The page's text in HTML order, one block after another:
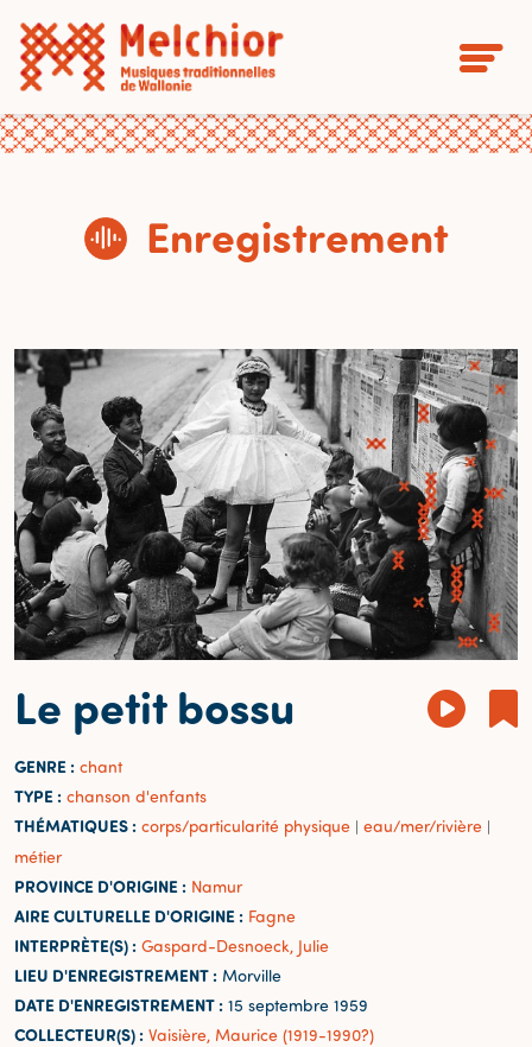
Enregistrement
Le petit bossu
GENRE : chant
TYPE : chanson d'enfants
THÉMATIQUES : corps/particularité physique | eau/mer/rivière |
métier
PROVINCE D'ORIGINE : Namur
AIRE CULTURELLE D'ORIGINE : Fagne
INTERPRÈTE(S) : Gaspard-Desnoeck, Julie
LIEU D'ENREGISTREMENT : Morville
DATE D'ENREGISTREMENT : 15 septembre 1959
COLLECTEUR(S) : Vaisière, Maurice (1919-1990?)